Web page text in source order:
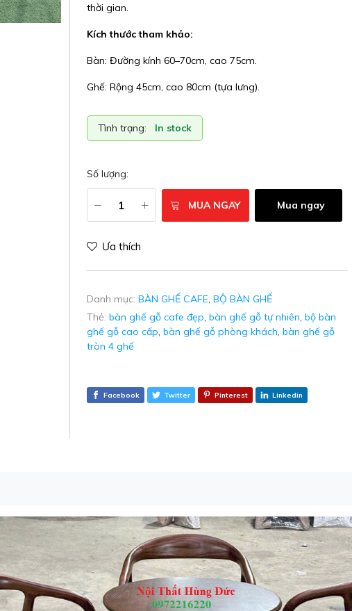
thời gian.
Kích thước tham khảo:
Bàn: Đường kính 60–70cm, cao 75cm.
Ghế: Rộng 45cm, cao 80cm (tựa lưng).
Tình trạng: In stock
Số lượng:
MUA NGAY Mua ngay
Ưa thích
Danh mục: BÀN GHẾ CAFE, BỘ BÀN GHẾ
Thẻ: bàn ghế gỗ cafe đẹp, bàn ghế gỗ tự nhiên, bộ bàn
ghế gỗ cao cấp, bàn ghế gỗ phòng khách, bàn ghế gỗ
tròn 4 ghế
Facebook Twitter Pinterest Linkedin